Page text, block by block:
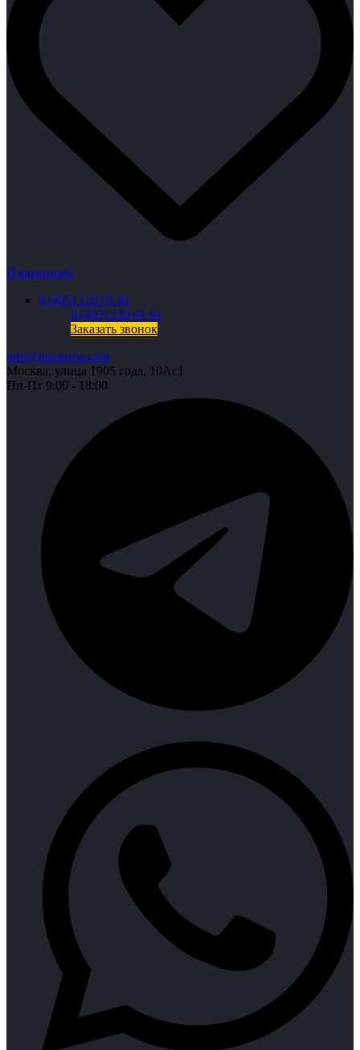
Избранное0
8 (495) 128 01 81
8 (495) 128 01 81
Заказать звонок
info@mostarjw.com
Москва, улица 1905 года, 10Ас1
Пн-Пт 9:00 - 18:00